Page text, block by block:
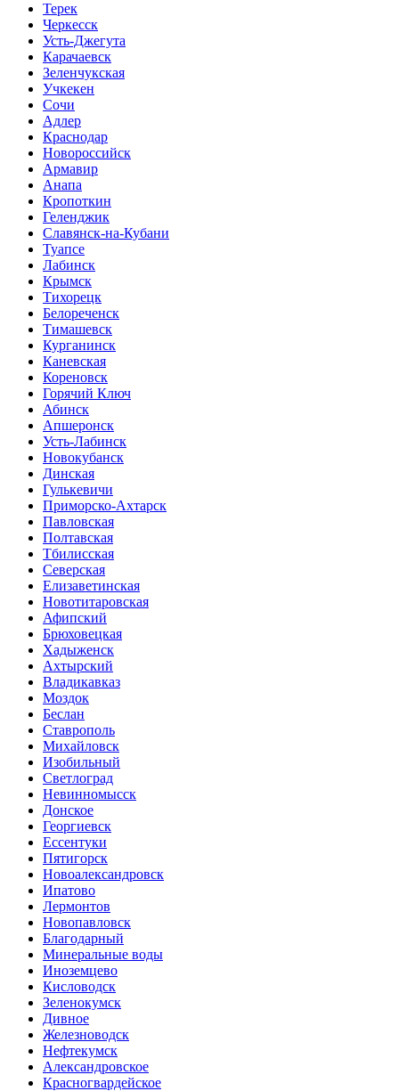
Терек
Черкесск
Усть-Джегута
Карачаевск
Зеленчукская
Учкекен
Сочи
Адлер
Краснодар
Новороссийск
Армавир
Анапа
Кропоткин
Геленджик
Славянск-на-Кубани
Туапсе
Лабинск
Крымск
Тихорецк
Белореченск
Тимашевск
Курганинск
Каневская
Кореновск
Горячий Ключ
Абинск
Апшеронск
Усть-Лабинск
Новокубанск
Динская
Гулькевичи
Приморско-Ахтарск
Павловская
Полтавская
Тбилисская
Северская
Елизаветинская
Новотитаровская
Афипский
Брюховецкая
Хадыженск
Ахтырский
Владикавказ
Моздок
Беслан
Ставрополь
Михайловск
Изобильный
Светлоград
Невинномысск
Донское
Георгиевск
Ессентуки
Пятигорск
Новоалександровск
Ипатово
Лермонтов
Новопавловск
Благодарный
Минеральные воды
Иноземцево
Кисловодск
Зеленокумск
Дивное
Железноводск
Нефтекумск
Александровское
Красногвардейское